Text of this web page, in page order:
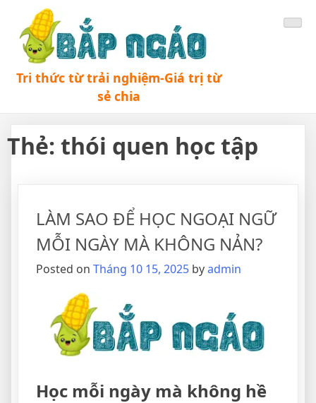
Tri thức từ trải nghiệm-Giá trị từ
sẻ chia
Thẻ: thói quen học tập
LÀM SAO ĐỂ HỌC NGOẠI NGỮ
MỖI NGÀY MÀ KHÔNG NẢN?
Posted on Tháng 10 15, 2025 byadmin
Học mỗi ngày mà không hề